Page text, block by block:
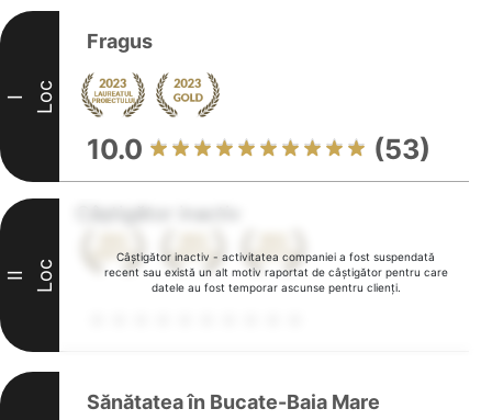
I Loc
Fragus
10.0 (53)
Câștigător inactiv - activitatea companiei a fost suspendată
recent sau există un alt motiv raportat de câștigător pentru care
datele au fost temporar ascunse pentru clienți.
II Loc
Sănătatea în Bucate-Baia Mare